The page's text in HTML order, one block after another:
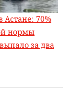
Астане: 70%
нормы
за два